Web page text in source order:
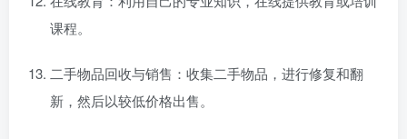
课程。
二手物品回收与销售：收集二手物品，进行修复和翻
新，然后以较低价格出售。